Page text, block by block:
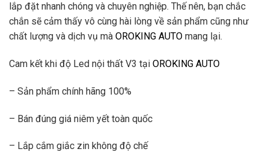
lắp đặt nhanh chóng và chuyên nghiệp. Thế nên, bạn chắc
chắn sẽ cảm thấy vô cùng hài lòng về sản phẩm cũng như
chất lượng và dịch vụ mà OROKING AUTO mang lại.
Cam kết khi độ Led nội thất V3 tại OROKING AUTO
– Sản phẩm chính hãng 100%
– Bán đúng giá niêm yết toàn quốc
– Lắp cắm giắc zin không độ chế